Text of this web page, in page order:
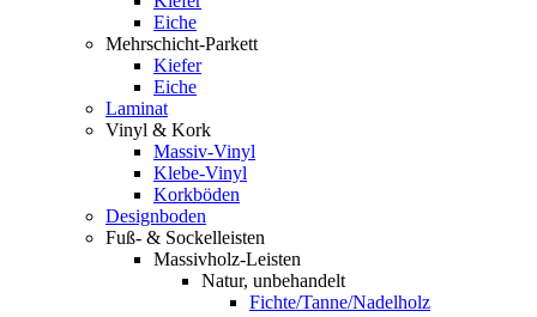
Eiche
Mehrschicht-Parkett
Kiefer
Eiche
Laminat
Vinyl & Kork
Massiv-Vinyl
Klebe-Vinyl
Korkböden
Designboden
Fuß- & Sockelleisten
Massivholz-Leisten
Natur, unbehandelt
Fichte/Tanne/Nadelholz